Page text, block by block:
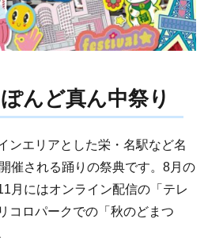
んど真ん中祭り
ンエリアとした栄・名駅など名
催される踊りの祭典です。8月の
月にはオンライン配信の「テレ
コロパークでの「秋のどまつ